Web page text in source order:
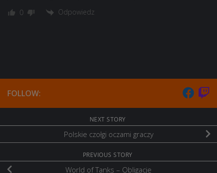
0 Odpowiedz
FOLLOW:
NEXT STORY
Polskie czołgi oczami graczy
PREVIOUS STORY
World of Tanks – Obligacje